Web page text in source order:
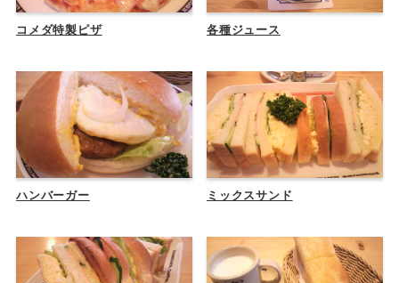
コメダ特製ピザ 各種ジュース
ハンバーガー ミックスサンド